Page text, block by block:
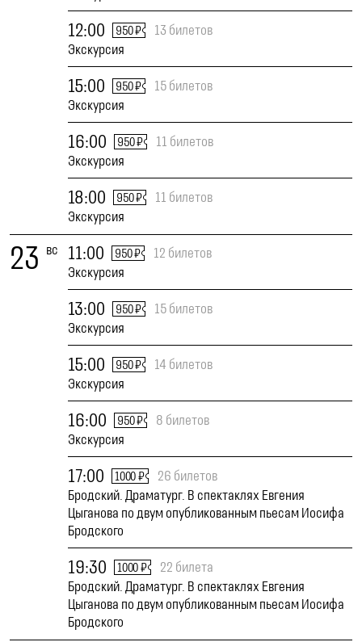
12:00 950 ₽
13 билетов
Экскурсия
15:00 950 ₽
15 билетов
Экскурсия
16:00 950 ₽
11 билетов
Экскурсия
18:00 950 ₽
11 билетов
Экскурсия
23 вс 11:00 950 ₽
12 билетов
Экскурсия
13:00 950 ₽
15 билетов
Экскурсия
15:00 950 ₽
14 билетов
Экскурсия
16:00 950 ₽
8 билетов
Экскурсия
17:00 1000 ₽
26 билетов
Бродский. Драматург. В спектаклях Евгения
Цыганова по двум опубликованным пьесам Иосифа
Бродского
19:30 1000 ₽
22 билета
Бродский. Драматург. В спектаклях Евгения
Цыганова по двум опубликованным пьесам Иосифа
Бродского